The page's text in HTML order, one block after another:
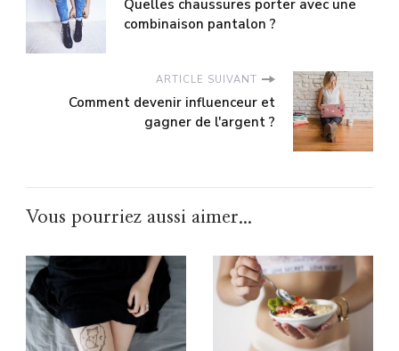
Quelles chaussures porter avec une
combinaison pantalon ?
ARTICLE SUIVANT
Comment devenir influenceur et
gagner de l'argent ?
Vous pourriez aussi aimer...